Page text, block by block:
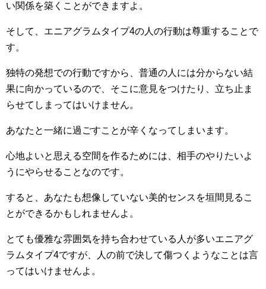
い関係を築くことができますよ。
そして、エニアグラムタイプ4の人の行動は尊重することで
す。
独特の発想での行動ですから、普通の人には分からない結
果に向かっているので、そこに意見をつけたり、立ち止ま
らせてしまってはいけません。
あなたと一緒に過ごすことが辛くなってしまいます。
心地よいと思える空間を作るためには、相手のやりたいよ
うにやらせることなのです。
すると、あなたも想像していない美的センスを垣間見るこ
とができるかもしれませんよ。
とても優雅な雰囲気を持ち合わせている人が多いエニアグ
ラムタイプ4ですが、人の前で決して傷つくようなことは言
ってはいけませんよ。